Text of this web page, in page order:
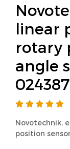
linear
rotary
angle
024387
Novotechnik,
position